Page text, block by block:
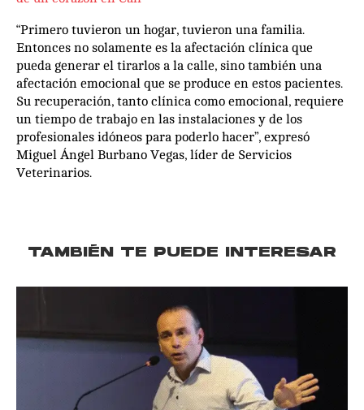
“Primero tuvieron un hogar, tuvieron una familia.
Entonces no solamente es la afectación clínica que
pueda generar el tirarlos a la calle, sino también una
afectación emocional que se produce en estos pacientes.
Su recuperación, tanto clínica como emocional, requiere
un tiempo de trabajo en las instalaciones y de los
profesionales idóneos para poderlo hacer”, expresó
Miguel Ángel Burbano Vegas, líder de Servicios
Veterinarios.
TAMBIÉN TE PUEDE INTERESAR